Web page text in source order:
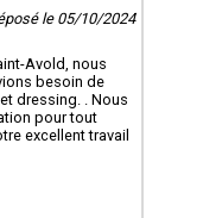
le 05/10/2024
Avold, nous
besoin de
dressing. . Nous
pour tout
excellent travail